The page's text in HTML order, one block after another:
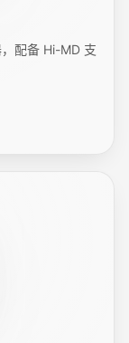
配备 Hi-MD 支